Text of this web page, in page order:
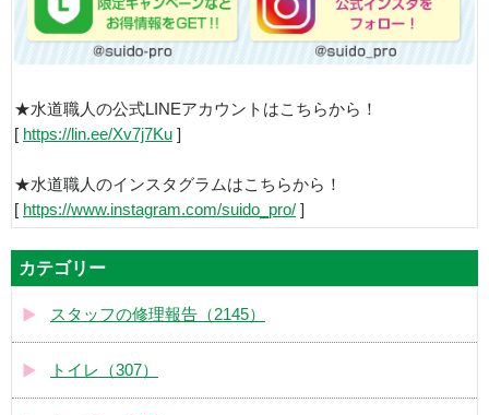
★水道職人の公式LINEアカウントはこちらから！
[ https://lin.ee/Xv7j7Ku ]
★水道職人のインスタグラムはこちらから！
[ https://www.instagram.com/suido_pro/ ]
カテゴリー
スタッフの修理報告（2145）
トイレ（307）